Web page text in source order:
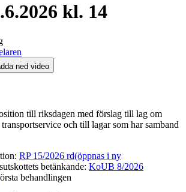
kl. 14
ned video
till riksdagen med förslag till lag om
och till lagar som har samband
: RP 15/2026 rd(öppnas i ny
betänkande: KoUB 8/2026
behandlingen